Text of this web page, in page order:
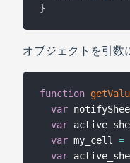
}
オブジェクトを引数
function
var
var
var my_cell =
var